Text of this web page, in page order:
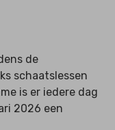
de
schaatslessen
is er iedere dag
2026 een